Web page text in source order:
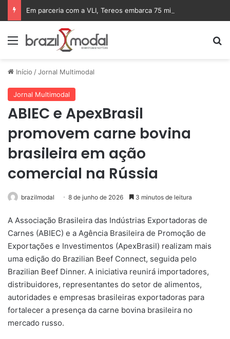
Menu
Início /Jornal Multimodal
Jornal Multimodal
ABIEC e ApexBrasil
promovem carne bovina
brasileira em ação
comercial na Rússia
brazilmodal 8 de junho de 2026 3 minutos de leitura
A Associação Brasileira das Indústrias Exportadoras de
Carnes (ABIEC) e a Agência Brasileira de Promoção de
Exportações e Investimentos (ApexBrasil) realizam mais
uma edição do Brazilian Beef Connect, seguida pelo
Brazilian Beef Dinner. A iniciativa reunirá importadores,
distribuidores, representantes do setor de alimentos,
autoridades e empresas brasileiras exportadoras para
fortalecer a presença da carne bovina brasileira no
mercado russo.